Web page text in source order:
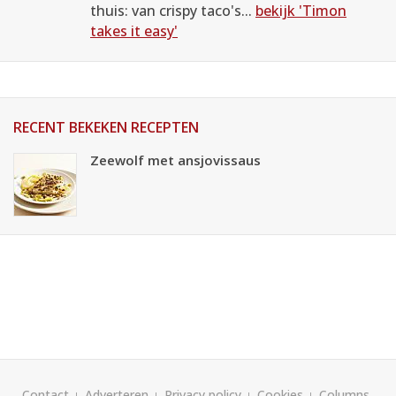
thuis: van crispy taco's... bekijk 'Timon
takes it easy'
RECENT BEKEKEN RECEPTEN
Zeewolf met ansjovissaus